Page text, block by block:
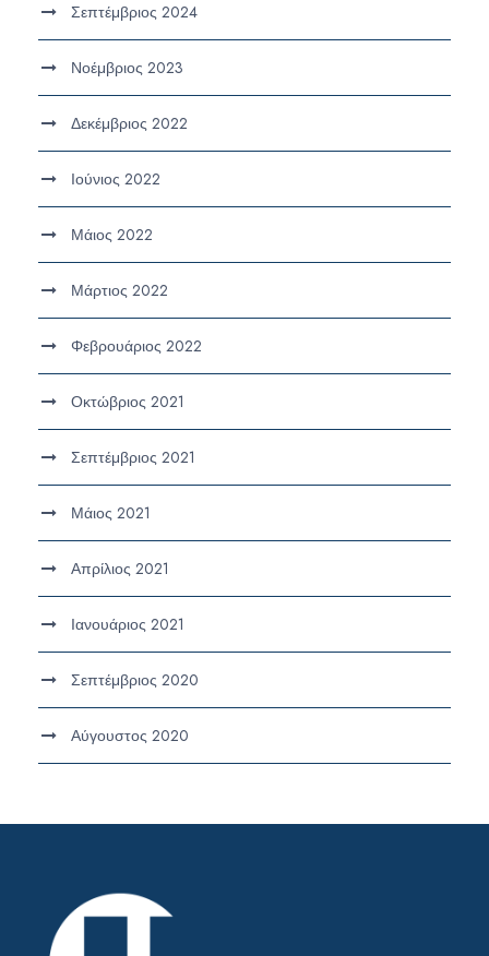
Σεπτέμβριος 2024
Νοέμβριος 2023
Δεκέμβριος 2022
Ιούνιος 2022
Μάιος 2022
Μάρτιος 2022
Φεβρουάριος 2022
Οκτώβριος 2021
Σεπτέμβριος 2021
Μάιος 2021
Απρίλιος 2021
Ιανουάριος 2021
Σεπτέμβριος 2020
Αύγουστος 2020